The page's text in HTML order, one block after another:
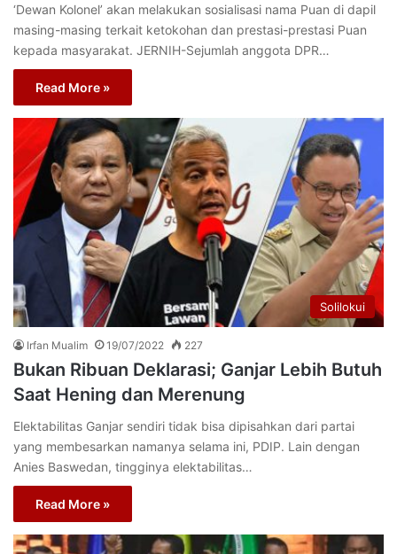
‘Dewan Kolonel’ akan melakukan sosialisasi nama Puan di dapil
masing-masing terkait ketokohan dan prestasi-prestasi Puan
kepada masyarakat. JERNIH-Sejumlah anggota DPR…
Read More »
Solilokui
Irfan Mualim 19/07/2022 227
Bukan Ribuan Deklarasi; Ganjar Lebih Butuh
Saat Hening dan Merenung
Elektabilitas Ganjar sendiri tidak bisa dipisahkan dari partai
yang membesarkan namanya selama ini, PDIP. Lain dengan
Anies Baswedan, tingginya elektabilitas…
Read More »